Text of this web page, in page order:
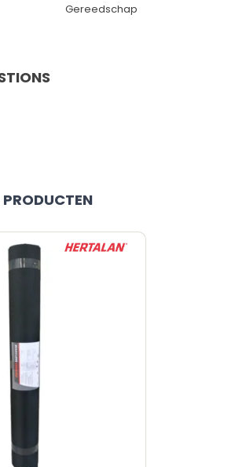
Gereedschap
PRODUCTEN